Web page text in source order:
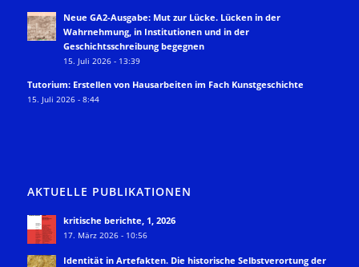
Neue GA2-Ausgabe: Mut zur Lücke. Lücken in der
Wahrnehmung, in Institutionen und in der
Geschichtsschreibung begegnen
15. Juli 2026 - 13:39
Tutorium: Erstellen von Hausarbeiten im Fach Kunstgeschichte
15. Juli 2026 - 8:44
AKTUELLE PUBLIKATIONEN
kritische berichte, 1, 2026
17. März 2026 - 10:56
Identität in Artefakten. Die historische Selbstverortung der